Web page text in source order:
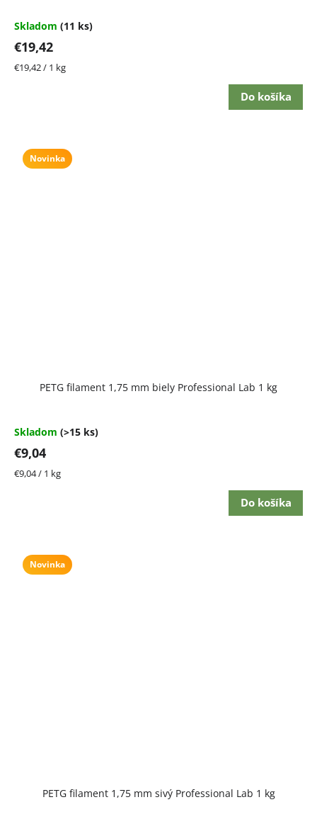
4,5
5
hviezdičiek.
Skladom (11 ks)
€19,42
Jednotková
€19,42 / 1 kg
Do košíka
Novinka
PETG filament 1,75 mm biely Professional Lab 1 kg
Skladom (>15 ks)
€9,04
Jednotková
€9,04 / 1 kg
Do košíka
Novinka
PETG filament 1,75 mm sivý Professional Lab 1 kg